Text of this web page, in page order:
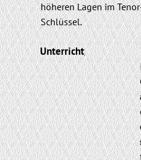
höheren Lagen im
Schlüssel.
Unterricht